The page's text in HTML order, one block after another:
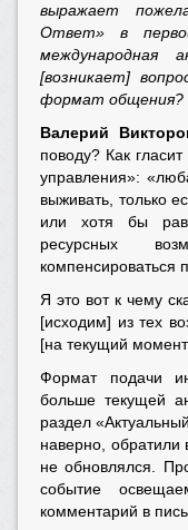
выражает
Ответ» в
[возникает]
формат общения?
Валерий
поводу? Как
управления»:
выживать, только
или хотя бы
ресурсных
компенсироваться
Я это вот к чему
[исходим] из тех
[на текущий
Формат подачи
больше текущей
раздел
наверно, обратили
не обновлялся.
событие
комментарий в